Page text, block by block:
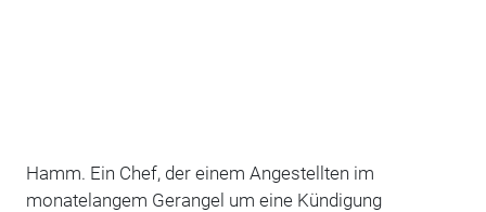
Hamm. Ein Chef, der einem Angestellten im
monatelangem Gerangel um eine Kündigung